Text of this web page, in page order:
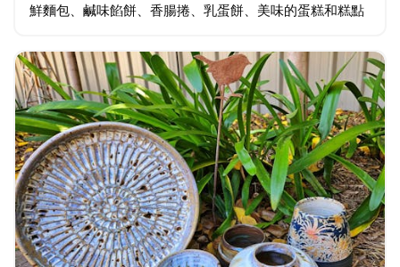
鮮麵包、鹹味餡餅、香腸捲、乳蛋餅、美味的蛋糕和糕點